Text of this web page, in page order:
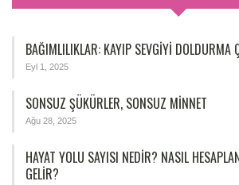
BAĞIMLILIKLAR: KAYIP SEVGIYI DOLDURMA
Eyl 1, 2025
SONSUZ ŞÜKÜRLER, SONSUZ MINNET
Ağu 28, 2025
HAYAT YOLU SAYISI NEDIR? NASIL
GELIR?